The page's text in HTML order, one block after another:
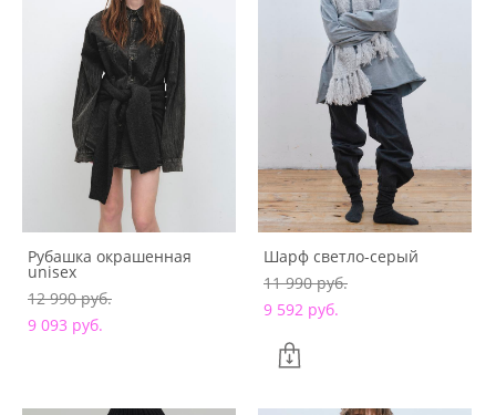
Рубашка окрашенная
unisex
12 990 pуб.
9 093 pуб.
Шарф светло-серый
11 990 pуб.
9 592 pуб.